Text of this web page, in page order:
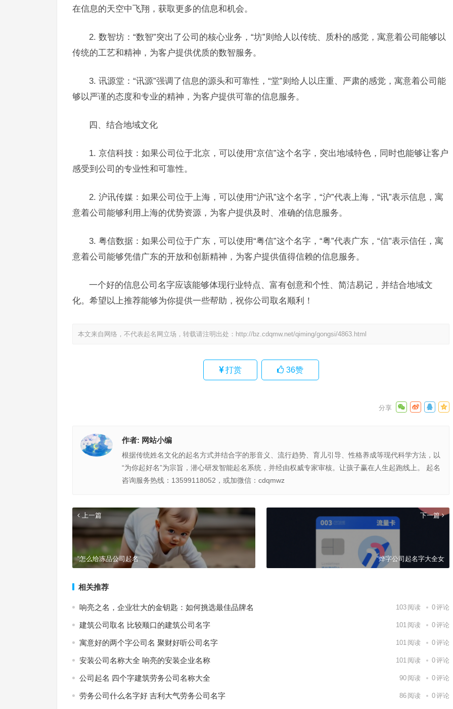
在信息的天空中飞翔，获取更多的信息和机会。
2. 数智坊：“数智”突出了公司的核心业务，“坊”则给人以传统、质朴的感觉，寓意着公司能够以
传统的工艺和精神，为客户提供优质的数智服务。
3. 讯源堂：“讯源”强调了信息的源头和可靠性，“堂”则给人以庄重、严肃的感觉，寓意着公司能
够以严谨的态度和专业的精神，为客户提供可靠的信息服务。
四、结合地域文化
1. 京信科技：如果公司位于北京，可以使用“京信”这个名字，突出地域特色，同时也能够让客户
感受到公司的专业性和可靠性。
2. 沪讯传媒：如果公司位于上海，可以使用“沪讯”这个名字，“沪”代表上海，“讯”表示信息，寓
意着公司能够利用上海的优势资源，为客户提供及时、准确的信息服务。
3. 粤信数据：如果公司位于广东，可以使用“粤信”这个名字，“粤”代表广东，“信”表示信任，寓
意着公司能够凭借广东的开放和创新精神，为客户提供值得信赖的信息服务。
一个好的信息公司名字应该能够体现行业特点、富有创意和个性、简洁易记，并结合地域文
化。希望以上推荐能够为你提供一些帮助，祝你公司取名顺利！
本文来自网络，不代表起名网立场，转载请注明出处： http://bz.cdqmw.net/qiming/gongsi/4863.html
打赏 36赞
作者: 网站小编
根据传统姓名文化的起名方式并结合字的形音义、流行趋势、育儿引导、性格养成等现代科学方法，以
“为你起好名”为宗旨，潜心研发智能起名系统，并经由权威专家审核。让孩子赢在人生起跑线上。 起名
咨询服务热线：13599118052，或加微信：cdqmwz
上一篇
“怎么给冻品公司起名
下一篇
“烨字公司起名字大全女
相关推荐
响亮之名，企业壮大的金钥匙：如何挑选最佳品牌名 103 阅读 0评论
建筑公司取名 比较顺口的建筑公司名字 101 阅读 0评论
寓意好的两个字公司名 聚财好听公司名字 101 阅读 0评论
安装公司名称大全 响亮的安装企业名称 101 阅读 0评论
公司起名 四个字建筑劳务公司名称大全 90 阅读 0评论
劳务公司什么名字好 吉利大气劳务公司名字 86 阅读 0评论